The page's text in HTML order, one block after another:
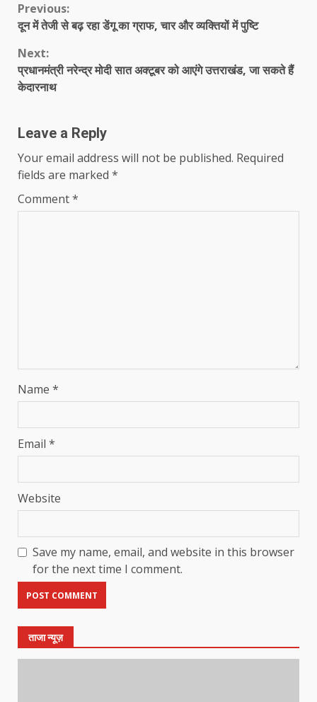
Continue
Reading
Previous:
दून में तेजी से बढ़ रहा डेंगू का ग्राफ, चार और व्यक्तियों में पुष्टि
Next:
प्रधानमंत्री नरेन्द्र मोदी सात अक्टूबर को आएंगे उत्तराखंड, जा सकते हैं
केदारनाथ
Leave a Reply
Your email address will not be published. Required
fields are marked *
Comment*
Name *
Email *
Website
Save my name, email, and website in this browser
for the next time I comment.
ताजा न्यूज़